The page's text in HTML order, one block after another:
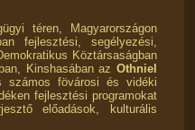
téren, Magyarországon
fejlesztési, segélyezési,
Köztársaságban
Kinshasában az Othniel
számos fövárosi és vidéki
fejlesztési programokat
előadások, kulturális